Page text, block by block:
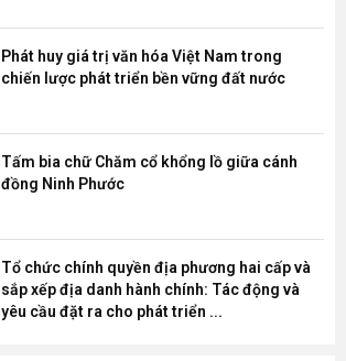
Phát huy giá trị văn hóa Việt Nam trong
chiến lược phát triển bền vững đất nước
Tấm bia chữ Chăm cổ khổng lồ giữa cánh
đồng Ninh Phước
Tổ chức chính quyền địa phương hai cấp và
sắp xếp địa danh hành chính: Tác động và
yêu cầu đặt ra cho phát triển ...